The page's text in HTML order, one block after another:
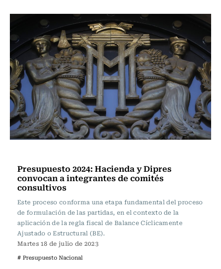
Presupuesto 2024: Hacienda y Dipres
convocan a integrantes de comités
consultivos
Este proceso conforma una etapa fundamental del proceso
de formulación de las partidas, en el contexto de la
aplicación de la regla fiscal de Balance Cíclicamente
Ajustado o Estructural (BE).
Martes 18 de julio de 2023
# Presupuesto Nacional